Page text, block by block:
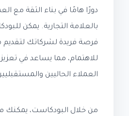
دورًا هامًا في بناء الثقة مع
بالعلامة التجارية. يمكن
فرصة فريدة لشركاتك لتقديم
للاهتمام، مما يساعد في
العملاء الحاليين
من خلال البودكاست،